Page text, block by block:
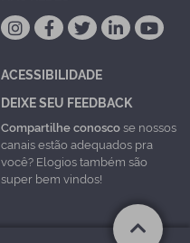
ACESSIBILIDADE
DEIXE SEU FEEDBACK
Compartilhe conoscose nossos
canais estão adequados pra
você? Elogios também são
super bem vindos!